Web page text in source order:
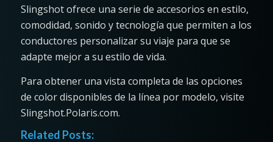
Slingshot ofrece una serie de accesorios en estilo,
comodidad, sonido y tecnología que permiten a los
conductores personalizar su viaje para que se
adapte mejor a su estilo de vida.
Para obtener una vista completa de las opciones
de color disponibles de la línea por modelo, visite
Slingshot.Polaris.com.
Related Posts: